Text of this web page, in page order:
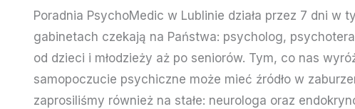
Poradnia PsychoMedic w Lublinie działa przez 7 dni
gabinetach czekają na Państwa: psycholog,
od dzieci i młodzieży aż po seniorów. Tym, co nas
samopoczucie psychiczne może mieć źródło w
zaprosiliśmy również na stałe: neurologa oraz